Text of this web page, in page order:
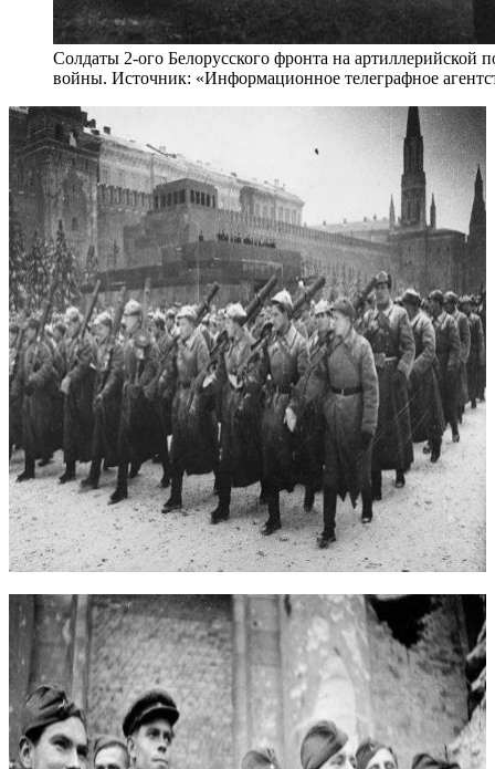
Солдаты 2-ого Белорусского фронта на артиллерийской
войны. Источник: «Информационное телеграфное